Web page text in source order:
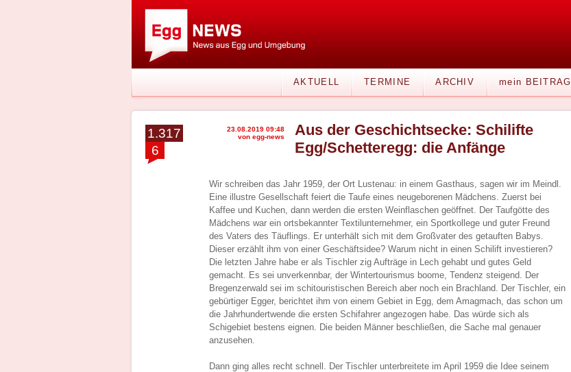
AKTUELL TERMINE ARCHIV mein BEITRAG
1.317
6
23.08.2019 09:48
von egg-news
Aus der Geschichtsecke: Schilifte
Egg/Schetteregg: die Anfänge
Wir schreiben das Jahr 1959, der Ort Lustenau: in einem Gasthaus, sagen wir im Meindl.
Eine illustre Gesellschaft feiert die Taufe eines neugeborenen Mädchens. Zuerst bei
Kaffee und Kuchen, dann werden die ersten Weinflaschen geöffnet. Der Taufgötte des
Mädchens war ein ortsbekannter Textilunternehmer, ein Sportkollege und guter Freund
des Vaters des Täuflings. Er unterhält sich mit dem Großvater des getauften Babys.
Dieser erzählt ihm von einer Geschäftsidee? Warum nicht in einen Schilift investieren?
Die letzten Jahre habe er als Tischler zig Aufträge in Lech gehabt und gutes Geld
gemacht. Es sei unverkennbar, der Wintertourismus boome, Tendenz steigend. Der
Bregenzerwald sei im schitouristischen Bereich aber noch ein Brachland. Der Tischler, ein
gebürtiger Egger, berichtet ihm von einem Gebiet in Egg, dem Amagmach, das schon um
die Jahrhundertwende die ersten Schifahrer angezogen habe. Das würde sich als
Schigebiet bestens eignen. Die beiden Männer beschließen, die Sache mal genauer
anzusehen.
Dann ging alles recht schnell. Der Tischler unterbreitete im April 1959 die Idee seinem